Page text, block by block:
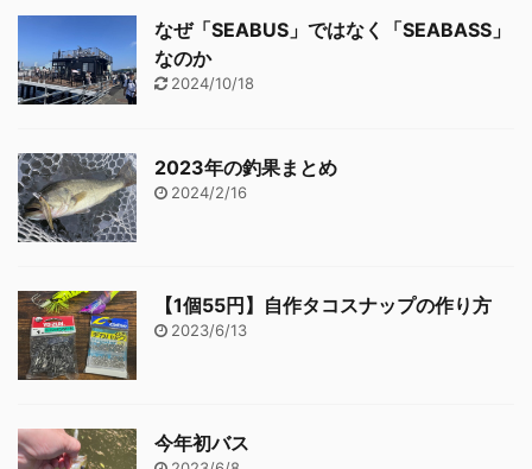
なぜ「SEABUS」ではなく「SEABASS」
なのか
2024/10/18
2023年の釣果まとめ
2024/2/16
【1個55円】自作タコスナップの作り方
2023/6/13
今年初バス